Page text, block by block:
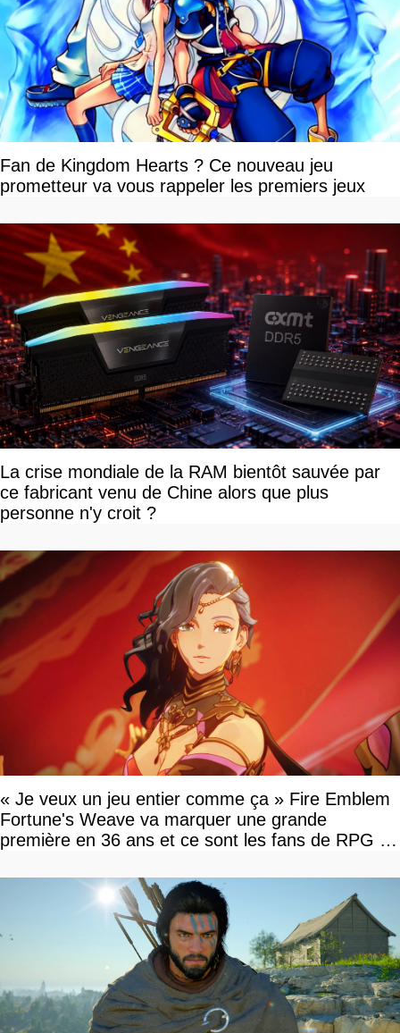
Fan de Kingdom Hearts ? Ce nouveau jeu
prometteur va vous rappeler les premiers jeux
La crise mondiale de la RAM bientôt sauvée par
ce fabricant venu de Chine alors que plus
personne n'y croit ?
« Je veux un jeu entier comme ça » Fire Emblem
Fortune's Weave va marquer une grande
première en 36 ans et ce sont les fans de RPG en